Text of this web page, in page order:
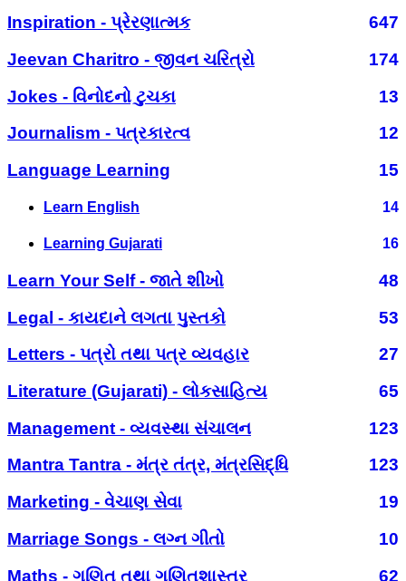
Inspiration - પ્રેરણાત્મક
647
Jeevan Charitro - જીવન ચરિત્રો
174
Jokes - વિનોદનો ટુચકા
13
Journalism - પત્રકારત્વ
12
Language Learning
15
Learn English 14
Learning Gujarati 16
Learn Your Self - જાતે શીખો
48
Legal - કાયદાને લગતા પુસ્તકો
53
Letters - પત્રો તથા પત્ર વ્યવહાર
27
Literature (Gujarati) - લોકસાહિત્ય
65
Management - વ્યવસ્થા સંચાલન
123
Mantra Tantra - મંત્ર તંત્ર, મંત્રસિદ્ધિ
123
Marketing - વેચાણ સેવા
19
Marriage Songs - લગ્ન ગીતો
10
Maths - ગણિત તથા ગણિતશાસ્ત્ર
62